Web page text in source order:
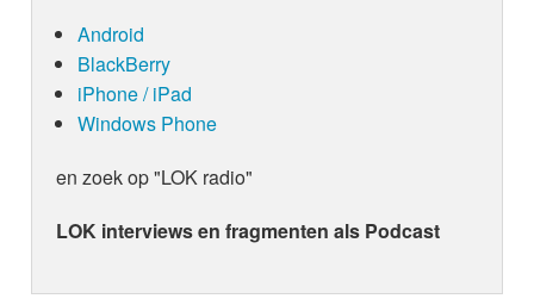
Android
BlackBerry
iPhone / iPad
Windows Phone
en zoek op "LOK radio"
LOK interviews en fragmenten als Podcast